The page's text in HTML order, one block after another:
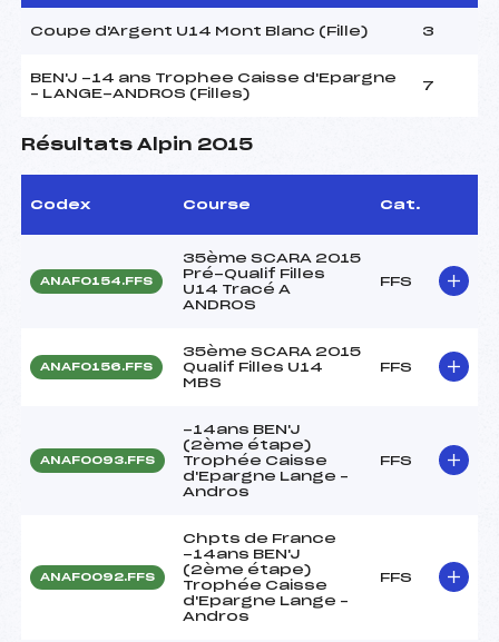
Coupe d'Argent U14 Mont Blanc (Fille) 3
BEN'J -14 ans Trophee Caisse d'Epargne
– LANGE-ANDROS (Filles)
7
Résultats Alpin 2015
Codex Course Cat.
ANAF0154.FFS
35ème SCARA 2015
Pré-Qualif Filles
U14 Tracé A
ANDROS
FFS
ANAF0156.FFS
35ème SCARA 2015
Qualif Filles U14
MBS
FFS
ANAF0093.FFS
-14ans BEN'J
(2ème étape)
Trophée Caisse
d'Epargne Lange –
Andros
FFS
ANAF0092.FFS
Chpts de France
-14ans BEN'J
(2ème étape)
Trophée Caisse
d'Epargne Lange –
Andros
FFS